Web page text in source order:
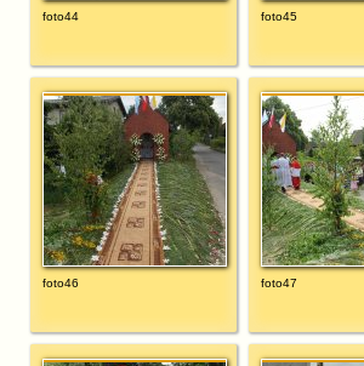
foto44 foto45
foto46 foto47